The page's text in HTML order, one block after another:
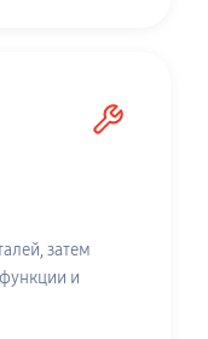
затем
и